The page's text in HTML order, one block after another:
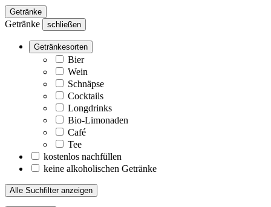
Getränke
Getränke schließen
Getränkesorten
Bier
Wein
Schnäpse
Cocktails
Longdrinks
Bio-Limonaden
Café
Tee
kostenlos nachfüllen
keine alkoholischen Getränke
Alle Suchfilter anzeigen